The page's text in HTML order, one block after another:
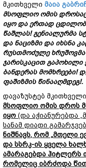
მკითხველი მაია
მსოფლიოომის
იყოდა ერთად
წაშლას! გენიალურმა
და ნაციზმი და იხსნა
რუსთმოძულეხრუშოვმა
ჯარისკაცითგაპოხილი
ბანდერას მომხრეები!
ფაშიზმის წინააღმდეგ!.
დავაზუსტებ
მსოფლიო ომის დროს
იყო (და აჭიანურებდა
სანამ დიადი
ნიშნავს, რომ „მთელი
და სსრკ-ის ყველა
ამარაგებდა ჰიტლერს
რომელიც იბრძოდა